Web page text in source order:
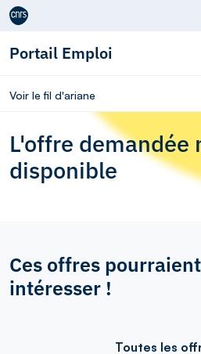
Aller au contenu
Portail Emploi
Voir le fil d'ariane
L'offre demandée
disponible
Ces offres
intéresser !
Toutes les